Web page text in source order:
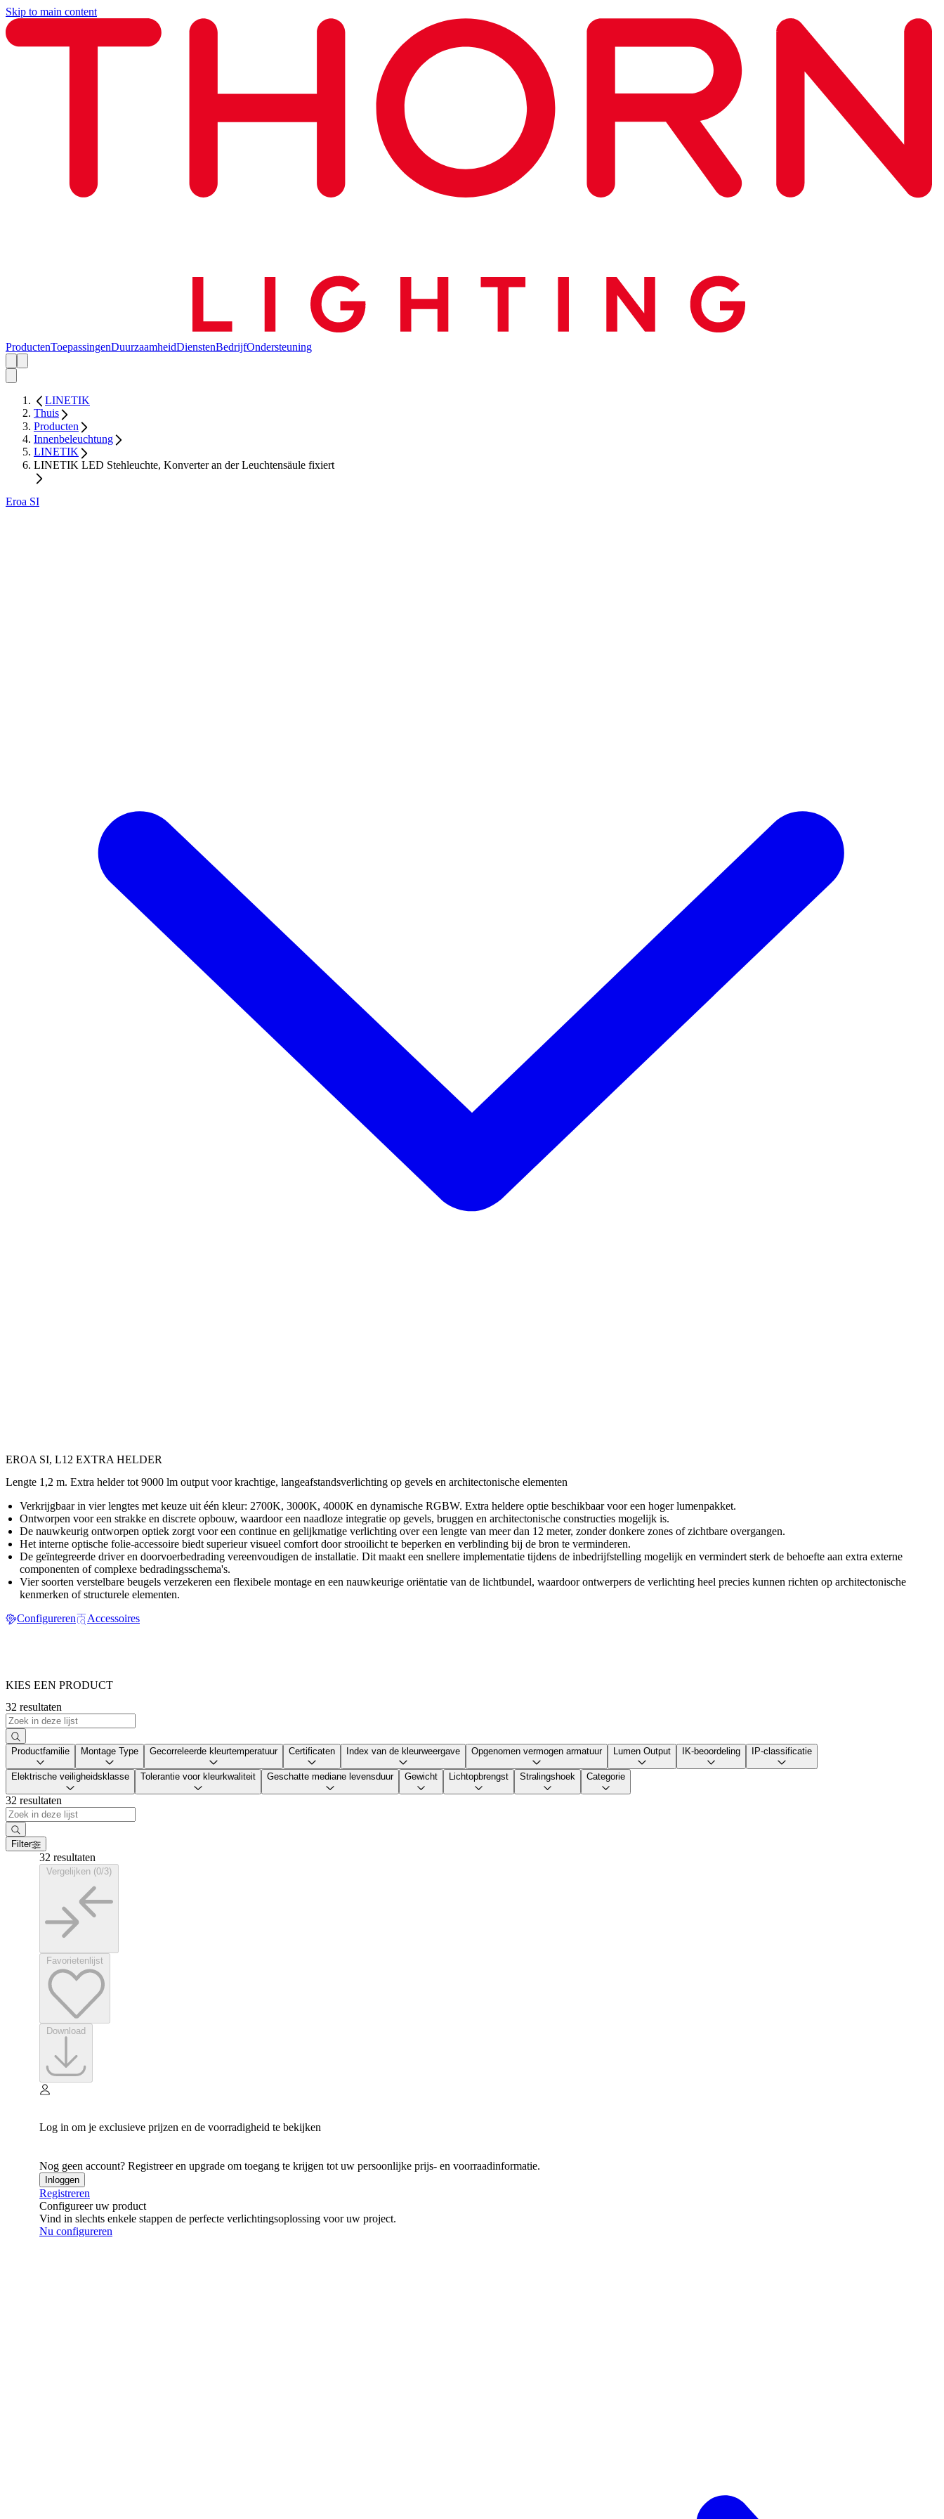
Skip to main content
ProductenToepassingenDuurzaamheidDienstenBedrijfOndersteuning
LINETIK
Thuis
Producten
Innenbeleuchtung
LINETIK
LINETIK LED Stehleuchte, Konverter an der Leuchtensäule fixiert
Eroa SI
EROA SI, L12 EXTRA HELDER
Lengte 1,2 m. Extra helder tot 9000 lm output voor krachtige, langeafstandsverlichting op gevels en architectonische elementen
Verkrijgbaar in vier lengtes met keuze uit één kleur: 2700K, 3000K, 4000K en dynamische RGBW. Extra heldere optie beschikbaar voor een hoger lumenpakket.
Ontworpen voor een strakke en discrete opbouw, waardoor een naadloze integratie op gevels, bruggen en architectonische constructies mogelijk is.
De nauwkeurig ontworpen optiek zorgt voor een continue en gelijkmatige verlichting over een lengte van meer dan 12 meter, zonder donkere zones of zichtbare overgangen.
Het interne optische folie-accessoire biedt superieur visueel comfort door strooilicht te beperken en verblinding bij de bron te verminderen.
De geïntegreerde driver en doorvoerbedrading vereenvoudigen de installatie. Dit maakt een snellere implementatie tijdens de inbedrijfstelling mogelijk en vermindert sterk de behoefte aan extra externe
componenten of complexe bedradingsschema's.
Vier soorten verstelbare beugels verzekeren een flexibele montage en een nauwkeurige oriëntatie van de lichtbundel, waardoor ontwerpers de verlichting heel precies kunnen richten op architectonische
kenmerken of structurele elementen.
Configureren
Accessoires
KIES EEN PRODUCT
32 resultaten
Productfamilie Montage Type Gecorreleerde kleurtemperatuur Certificaten Index van de kleurweergave Opgenomen vermogen armatuur Lumen Output IK-beoordeling IP-classificatie
Elektrische veiligheidsklasse Tolerantie voor kleurkwaliteit Geschatte mediane levensduur Gewicht Lichtopbrengst Stralingshoek Categorie
32 resultaten
Filter
32 resultaten
Log in om je exclusieve prijzen en de voorradigheid te bekijken
Nog geen account? Registreer en upgrade om toegang te krijgen tot uw persoonlijke prijs- en voorraadinformatie.
Inloggen
Registreren
Configureer uw product
Vind in slechts enkele stappen de perfecte verlichtingsoplossing voor uw project.
Nu configureren